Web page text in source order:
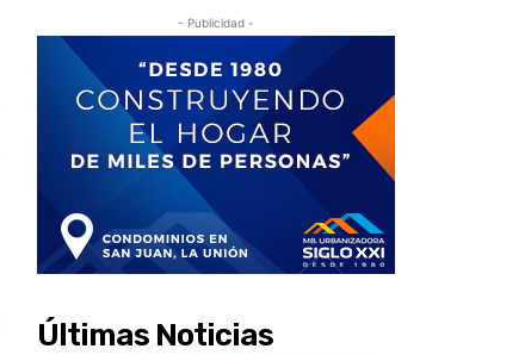
- Publicidad -
Últimas Noticias